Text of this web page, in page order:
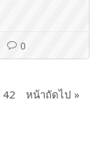
0
42 หน้าถัดไป »